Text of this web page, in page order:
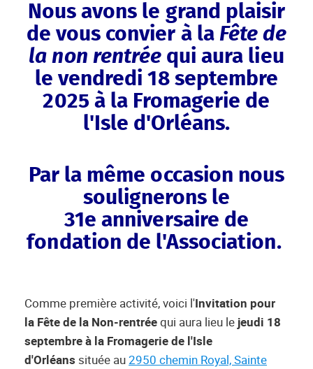
Nous avons le grand plaisir
de vous convier à laFête de
la non rentrée qui aura lieu
levendredi 18 septembre
2025 à la Fromagerie de
l'Isle d'Orléans.
Par la même occasion nous
soulignerons le
31e anniversaire de
fondation de l'Association.
Comme première activité, voici l'Invitation pour
la Fête de la Non-rentréequi aura lieu le jeudi 18
septembre à la Fromagerie de l'Isle
d'Orléans située au2950 chemin Royal, Sainte